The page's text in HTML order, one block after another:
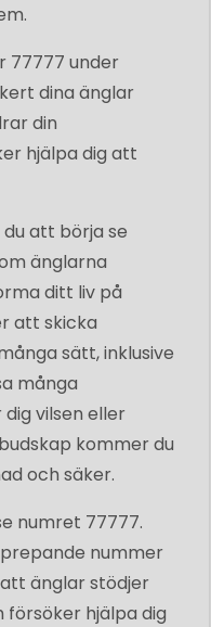
77777 under
dina änglar
din
hjälpa dig att
att börja se
änglarna
ditt liv på
att skicka
sätt, inklusive
många
vilsen eller
kommer du
och säker.
numret 77777.
nummer
änglar stödjer
försöker hjälpa dig